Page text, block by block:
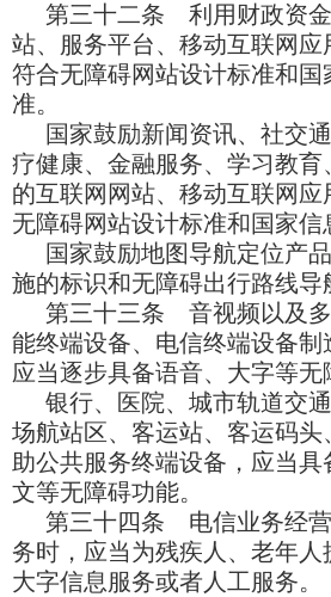
第三十二条 利用财政资
站、服务平台、移动互联网
符合无障碍网站设计标准和国
准。
国家鼓励新闻资讯、社交
疗健康、金融服务、学习教
的互联网网站、移动互联网
无障碍网站设计标准和国家信
国家鼓励地图导航定位产
施的标识和无障碍出行路线导
第三十三条 音视频以及
能终端设备、电信终端设备制
应当逐步具备语音、大字等无
银行、医院、城市轨道交
场航站区、客运站、客运码头
助公共服务终端设备，应当
文等无障碍功能。
第三十四条 电信业务经
务时，应当为残疾人、老年人
大字信息服务或者人工服务。